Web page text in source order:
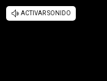
ACTIVAR SONIDO